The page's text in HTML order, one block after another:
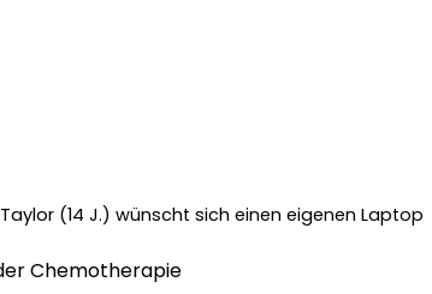
Taylor (14 J.) wünscht sich einen eigenen Laptop